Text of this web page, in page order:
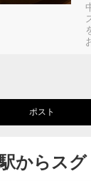
ポスト
からスグ